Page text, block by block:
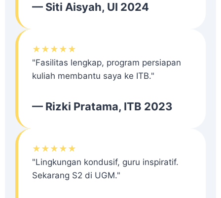
— Siti Aisyah, UI 2024
★★★★★
"Fasilitas lengkap, program persiapan
kuliah membantu saya ke ITB."
— Rizki Pratama, ITB 2023
★★★★★
"Lingkungan kondusif, guru inspiratif.
Sekarang S2 di UGM."